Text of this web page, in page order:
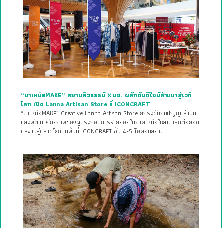
“มาเหนือMAKE” สยามพิวรรธน์ X มช. ผลักดันดีไซน์ล้านนาสู่เวที
โลก เปิด Lanna Artisan Store ที่ ICONCRAFT
“มาเหนือMAKE” Creative Lanna Artisan Store ยกระดับภูมิปัญญาล้านนา
และพัฒนาศักยภาพของผู้ประกอบการรายย่อยในภาคเหนือให้สามารถต่อยอด
ผลงานสู่ตลาดโลกบนพื้นที่ ICONCRAFT ชั้น 4-5 ไอคอนสยาม